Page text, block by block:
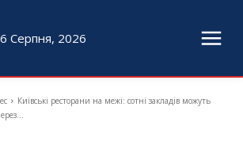
Серпня, 2026
Київські ресторани на межі: сотні закладів можуть